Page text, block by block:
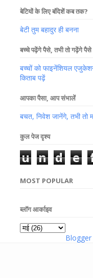
बेटियों के लिए बंदिशें कब तक?
बेटी तुम बहादुर ही बनना
बच्चे पढ़ेंगे पैसे, तभी तो गढ़ेंगे पैसे
बच्चों को फाइनेंशियल
किताब पढ़ें
आपका पैसा, आप संभालें
बचत, निवेश जानेंगे, तभी तो
कुल पेज दृश्य
u n d e
MOST POPULAR
ब्लॉग आर्काइव
Blogger